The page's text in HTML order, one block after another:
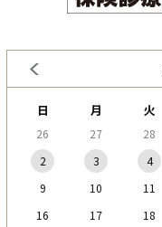
日 月 火
26 27 28
2
3 4
9
10 11
16
17 18